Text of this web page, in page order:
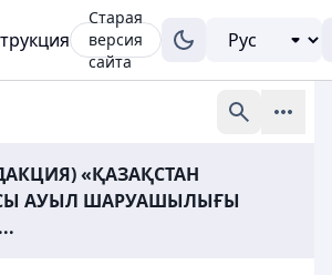
Старая
версия
сайта
«ҚАЗАҚСТАН
АУЫЛ ШАРУАШЫЛЫҒЫ